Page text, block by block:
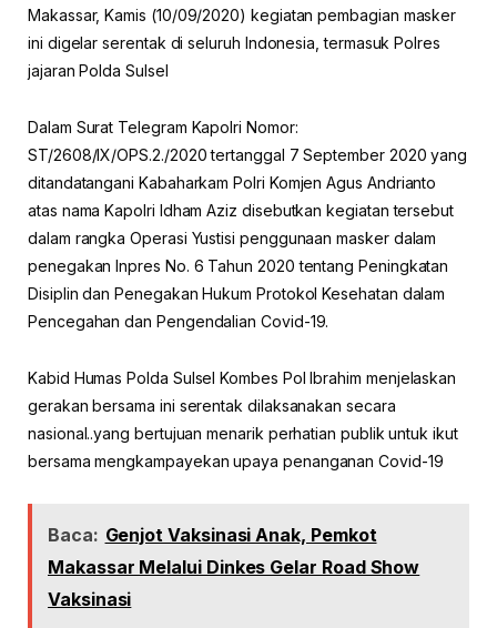
Makassar, Kamis (10/09/2020) kegiatan pembagian masker
ini digelar serentak di seluruh Indonesia, termasuk Polres
jajaran Polda Sulsel
Dalam Surat Telegram Kapolri Nomor:
ST/2608/IX/OPS.2./2020 tertanggal 7 September 2020 yang
ditandatangani Kabaharkam Polri Komjen Agus Andrianto
atas nama Kapolri Idham Aziz disebutkan kegiatan tersebut
dalam rangka Operasi Yustisi penggunaan masker dalam
penegakan Inpres No. 6 Tahun 2020 tentang Peningkatan
Disiplin dan Penegakan Hukum Protokol Kesehatan dalam
Pencegahan dan Pengendalian Covid-19.
Kabid Humas Polda Sulsel Kombes Pol Ibrahim menjelaskan
gerakan bersama ini serentak dilaksanakan secara
nasional..yang bertujuan menarik perhatian publik untuk ikut
bersama mengkampayekan upaya penanganan Covid-19
Baca: Genjot Vaksinasi Anak, Pemkot
Makassar Melalui Dinkes Gelar Road Show
Vaksinasi